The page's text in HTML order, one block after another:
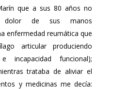
que a sus 80 años no
dolor de sus manos
enfermedad reumática que
articular produciendo
incapacidad funcional);
trataba de aliviar el
y medicinas me decía: